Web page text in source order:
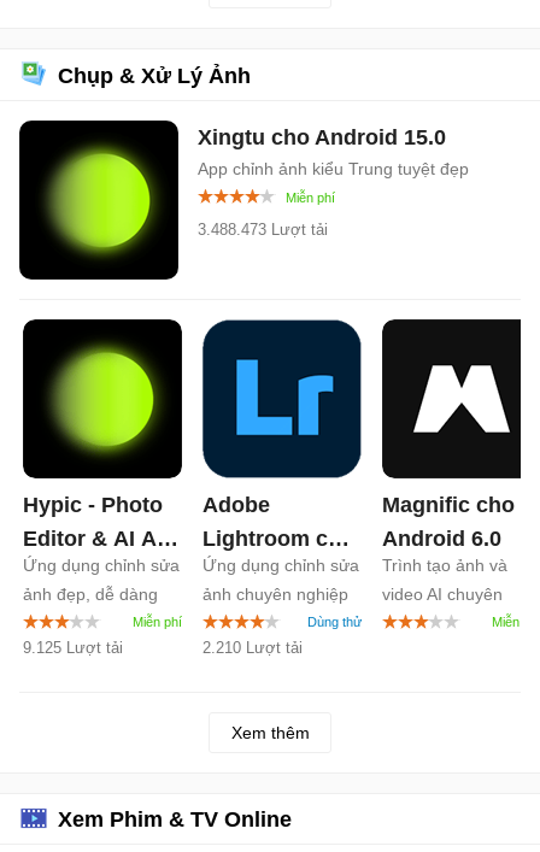
Chụp & Xử Lý Ảnh
Xingtu cho Android 15.0
App chỉnh ảnh kiểu Trung tuyệt đẹp
3.488.473 Lượt tải
Hypic - Photo
Editor & AI Art
cho Android
9.0
Ứng dụng chỉnh sửa
ảnh đẹp, dễ dàng
9.125 Lượt tải
Adobe
Lightroom cho
Android11.3
Ứng dụng chỉnh sửa
ảnh chuyên nghiệp
trên Android
2.210 Lượt tải
Magnific cho
Android 6.0
Trình tạo ảnh và
video AI chuyên
nghiệp
Xem thêm
Xem Phim & TV Online